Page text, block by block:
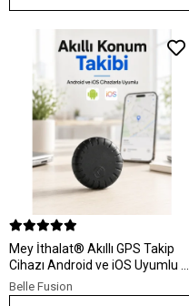
Mey İthalat® Akıllı GPS Takip
Cihazı Android ve iOS Uyumlu 2
Yıl Pil Ömürlü Mini Konum
Bulucu
Belle Fusion